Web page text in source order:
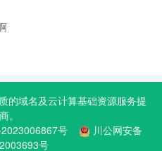
的域名及云计算基础资源服务提
。
号
川公网安备
号